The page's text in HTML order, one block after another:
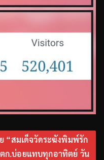
“สมเด็จวัดระฆังพิมพ์รัก
ก.บ่อยแทบทุกอาทิตย์ วัน